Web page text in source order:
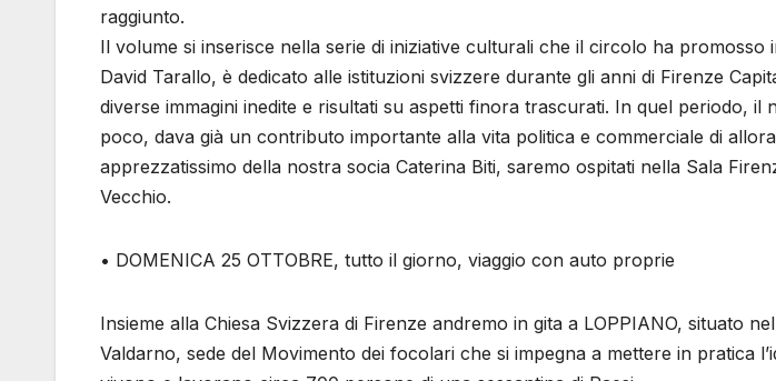
raggiunto.
Il volume si inserisce nella serie di iniziative culturali che il circolo ha promosso
David Tarallo, è dedicato alle istituzioni svizzere durante gli anni di Firenze
diverse immagini inedite e risultati su aspetti finora trascurati. In quel periodo,
poco, dava già un contributo importante alla vita politica e commerciale di
apprezzatissimo della nostra socia Caterina Biti, saremo ospitati nella Sala
Vecchio.
• DOMENICA 25 OTTOBRE, tutto il giorno, viaggio con auto proprie
Insieme alla Chiesa Svizzera di Firenze andremo in gita a LOPPIANO, situato
Valdarno, sede del Movimento dei focolari che si impegna a mettere in pratica